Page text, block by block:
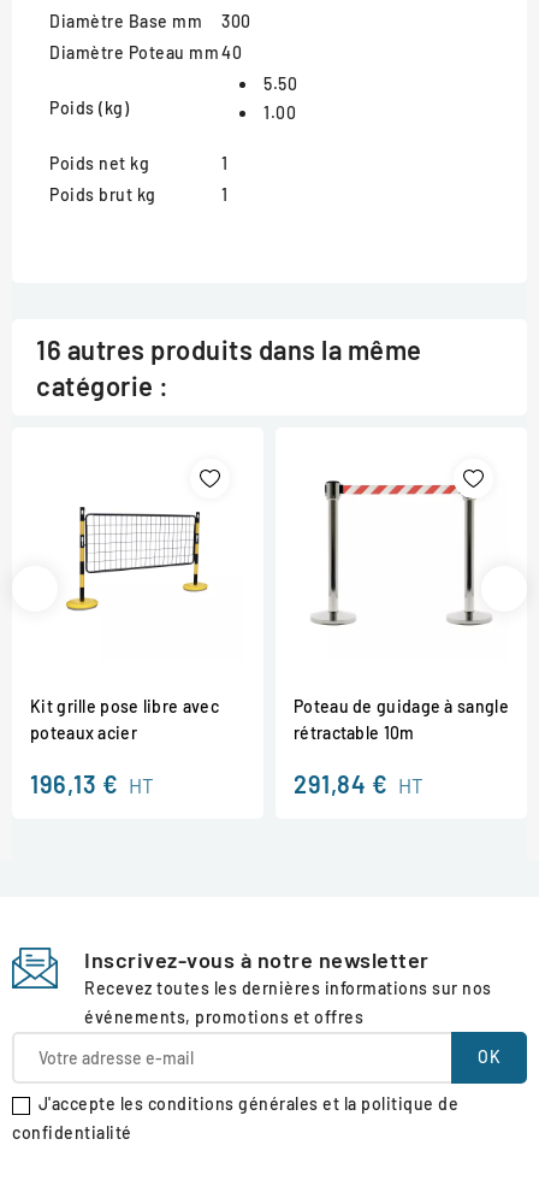
Diamètre Base mm
300
Diamètre Poteau mm40
Poids (kg)
5.50
1.00
Poids net kg
1
Poids brut kg
1
16 autres produits dans la même
catégorie :
Kit grille pose libre avec
poteaux acier
196,13 € HT
Poteau de guidage à sangle
rétractable 10m
291,84 € HT
Inscrivez-vous à notre newsletter
Recevez toutes les dernières informations sur nos
événements, promotions et offres
J'accepte les conditions générales et la politique de
confidentialité